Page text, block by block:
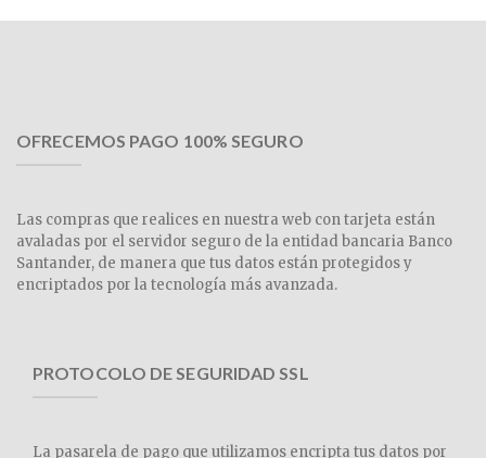
OFRECEMOS PAGO 100% SEGURO
Las compras que realices en nuestra web con tarjeta están
avaladas por el servidor seguro de la entidad bancaria Banco
Santander, de manera que tus datos están protegidos y
encriptados por la tecnología más avanzada.
PROTOCOLO DE SEGURIDAD SSL
La pasarela de pago que utilizamos encripta tus datos por